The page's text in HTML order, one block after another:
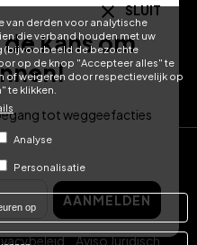
van derden voor analytische
die verband houden met uw
(bijvoorbeeld de bezochte
op de knop "Accepteer alles" te
of weigeren door respectievelijk op
te klikken.
Analyse
Personalisatie
op
NL
2026
(9:00 - 19:00 CEST)
Aviso Juridisch
SLUIT
kans om
tot weggeefacties
AANMELDEN